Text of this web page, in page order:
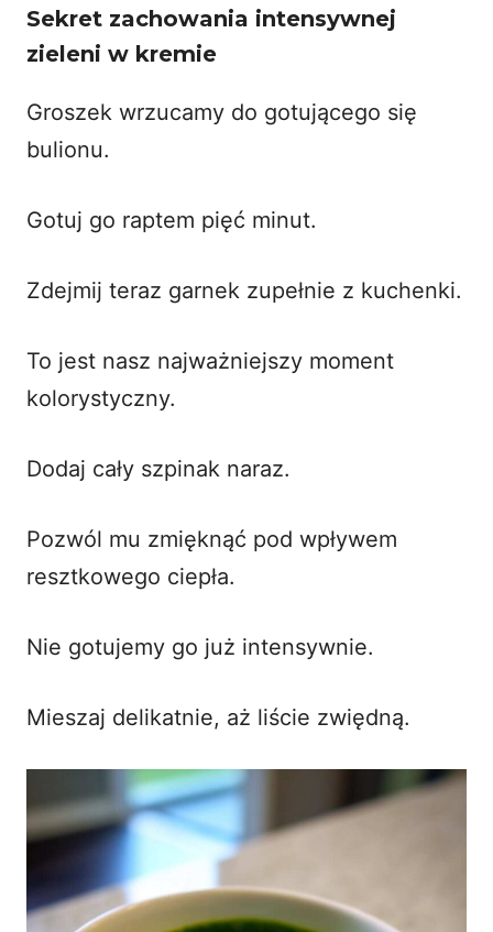
Sekret zachowania intensywnej
zieleni w kremie
Groszek wrzucamy do gotującego się
bulionu.
Gotuj go raptem pięć minut.
Zdejmij teraz garnek zupełnie z kuchenki.
To jest nasz najważniejszy moment
kolorystyczny.
Dodaj cały szpinak naraz.
Pozwól mu zmięknąć pod wpływem
resztkowego ciepła.
Nie gotujemy go już intensywnie.
Mieszaj delikatnie, aż liście zwiędną.